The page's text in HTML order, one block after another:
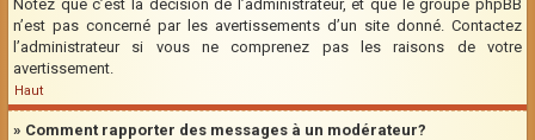
Notez que c’est la décision de l’administrateur, et que le groupe phpBB
n’est pas concerné par les avertissements d’un site donné. Contactez
l’administrateur si vous ne comprenez pas les raisons de votre
avertissement.
Haut
» Comment rapporter des messages à un modérateur?